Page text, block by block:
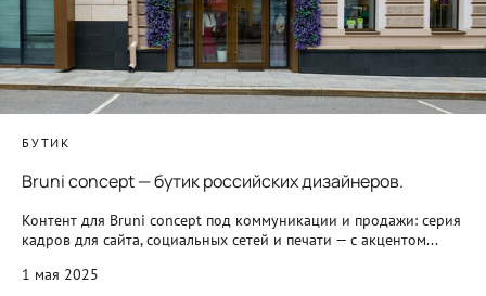
БУТИК
Bruni concept — бутик российских дизайнеров.
Контент для Bruni concept под коммуникации и продажи: серия
кадров для сайта, социальных сетей и печати — с акцентом...
1 мая 2025